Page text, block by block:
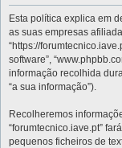
Esta política explica em
as suas empresas
“https://
software”,
informação recolhida
“a sua informação”).
Recolheremos
“forumtecnico.iave.pt”
pequenos ficheiros de